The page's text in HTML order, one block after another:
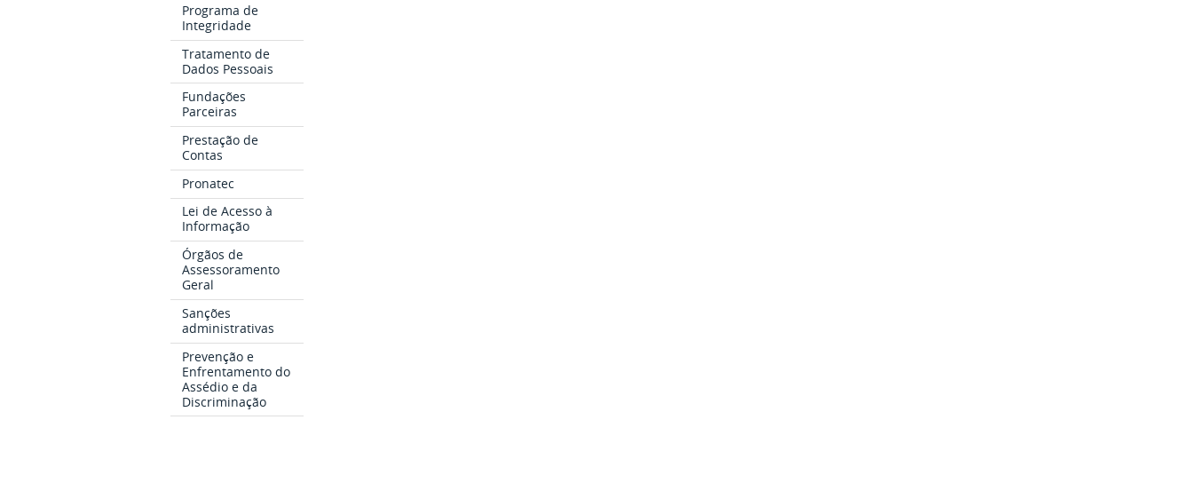
Programa de
Integridade
Tratamento de
Dados Pessoais
Fundações
Parceiras
Prestação de
Contas
Pronatec
Lei de Acesso à
Informação
Órgãos de
Assessoramento
Geral
Sanções
administrativas
Prevenção e
Enfrentamento do
Assédio e da
Discriminação